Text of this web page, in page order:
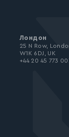
Лондон
25 N Row,
W1K 6DJ, UK
+44 20 45 773